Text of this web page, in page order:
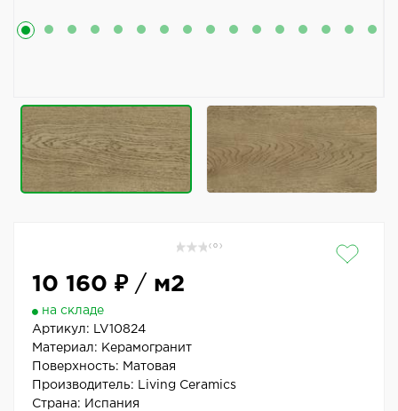
( 0 )
10 160 ₽/ м2
на складе
Артикул:
LV10824
Материал: Керамогранит
Поверхность: Матовая
Производитель:
Living Ceramics
Страна: Испания